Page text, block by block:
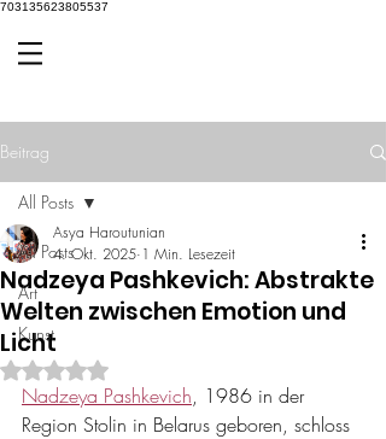
703135623805537
Beitrag
All Posts
Art
Kunst
All Posts
Nadzeya Pashkevich: Abstrakte
Welten zwischen Emotion und
Licht
Asya Haroutunian
4. Okt. 2025 1 Min. Lesezeit
Mit NaN von 5 Sternen bewertet.
Nadzeya Pashkevich, 1986 in der
Region Stolin in Belarus geboren, schloss